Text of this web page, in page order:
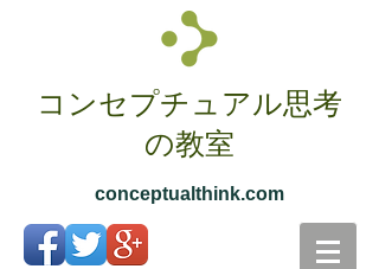
コンセプチュアル思考
の教室
conceptualthink.com